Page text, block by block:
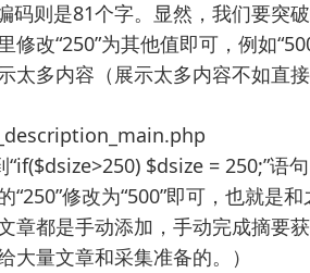
则是81个字。显然，我们要突
改“250”为其他值即可，例如
太多内容（展示太多内容不如直
$dsize = 250;”语
修改为“500”即可，也就是
章都是手动添加，手动完成摘要
量文章和采集准备的。）